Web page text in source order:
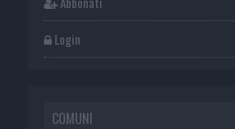
Login
COMUNI